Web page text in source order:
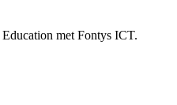
Education met Fontys ICT.